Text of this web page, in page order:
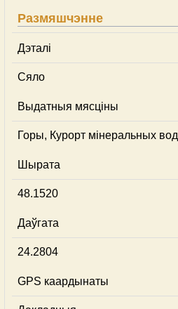
Размяшчэнне
Дэталі
Сяло
Выдатныя мясціны
Горы, Курорт мінеральных вод
Шырата
48.1520
Даўгата
24.2804
GPS каардынаты